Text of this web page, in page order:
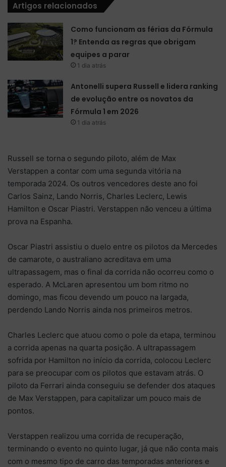
Artigos relacionados
Como funcionam as férias da Fórmula
1? Entenda as regras que obrigam
equipes a parar
1 dia atrás
Antonelli supera Russell e lidera ranking
de evolução entre os novatos da
Fórmula 1 em 2026
1 dia atrás
Russell se torna o segundo piloto, além de Max
Verstappen a contar com uma segunda vitória na
temporada 2024. Os outros vencedores deste ano foi
Carlos Sainz, Lando Norris, Charles Leclerc, Lewis
Hamilton e Oscar Piastri. Verstappen não venceu a última
prova na Espanha.
Oscar Piastri assistiu o duelo entre os pilotos da Mercedes
de camarote, o australiano acreditava em uma
ultrapassagem, mas o final da corrida não ocorreu como o
esperado. A McLaren apresentou um bom ritmo no
domingo, mas ficou devendo um pouco na largada,
perdendo Lando Norris ainda nos primeiros metros.
Charles Leclerc que atuou como o pole da etapa, terminou
a corrida apenas na quarta posição. A ultrapassagem
sofrida por Hamilton no início da corrida, colocou Leclerc
para se preocupar com os pilotos que estavam atrás. O
piloto da Ferrari ainda conseguiu se defender dos ataques
de Max Verstappen, para capitalizar um pouco mais de
pontos.
Verstappen realizou uma corrida de recuperação,
terminando o evento no quinto lugar, já que não conta mais
com o mesmo tipo de carro das temporadas anteriores e